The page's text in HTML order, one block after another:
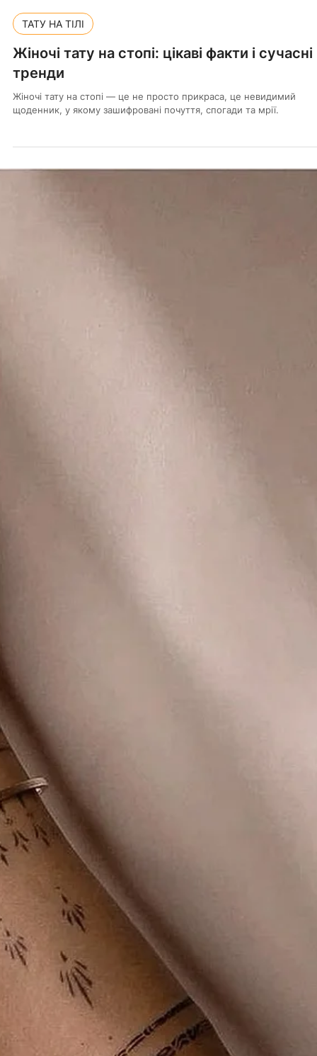
Читати 5 хв
ТАТУ НА ТІЛІ
Жіночі тату на стопі: цікаві факти і сучасні
Жіночі тату на стопі — це не просто прикраса, це невидимий
щоденник, у якому зашифровані почуття, спогади та мрії.